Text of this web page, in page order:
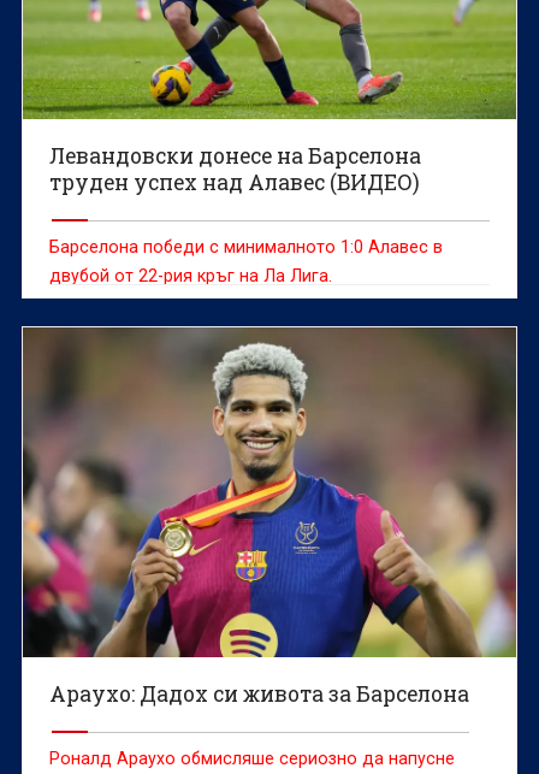
Левандовски донесе на Барселона
труден успех над Алавес (ВИДЕО)
Барселона победи с минималното 1:0 Алавес в
двубой от 22-рия кръг на Ла Лига.
Араухо: Дадох си живота за Барселона
Роналд Араухо обмисляше сериозно да напусне